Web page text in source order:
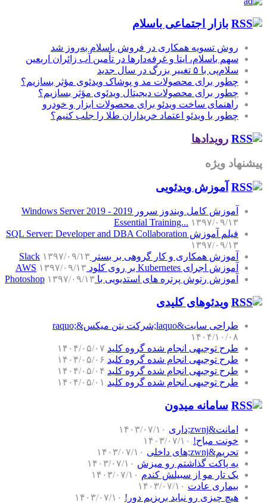
بازار اجتماعی باسلام
روش تسویه همکاری در فروش باسلام به‌روز شد
سهم باسلام، ایتا و غرفه‌دارها در تأمین آب زائران اربعین
سلام‌پی با ۵ تغییر بزرگ در سال جدید
چطور برای محصولات مد و پوشاک ویدئوی مؤثر بسازیم؟
چطور برای محصولات دیجیتال ویدئوی مؤثر بسازیم؟
راهنمای ساخت ویدئو برای محصولات ابزار و خودرو
چطور با ویدئو اعتماد خریداران طلا را جلب کنیم؟
رویدادها
پیشنهاد ویژه
آموزش‌ ویدئویی
آموزش کامل ویندوز سرور 2019 - Windows Server 2019
Essential Training... ۱۳۹۷/۰۹/۱۳
فیلم آموزش SQL Server: Developer and DBA Collaboration
۱۳۹۷/۰۹/۱۳
آموزش همکاری و کار گروهی بر بستر Slack ۱۳۹۷/۰۹/۱۳
آموزش اجرای Kubernetes بر روی کلود AWS
۱۳۹۷/۰۹/۱۳
آموزش رتوش پرتره های استدیویی با Photoshop ۱۳۹۷/۰۹/۱۳
ویدئوهای کلیدی
طراحی سایت&laquo;شرکت بتن میکس&raquo;
۱۴۰۴/۱۰/۰۸
طرح توجیهی انجام شده گروه کلید ۱۴۰۴/۰۵/۰۷
طرح توجیهی انجام شده گروه کلید ۱۴۰۴/۰۵/۰۶
طرح توجیهی انجام شده گروه کلید ۱۴۰۴/۰۵/۰۴
طرح توجیهی انجام شده گروه کلید ۱۴۰۴/۰۵/۰۱
سامانه میدون
امانت&zwnj;داری
۱۴۰۳/۰۷/۱۰
خونت مباح! ۱۴۰۳/۰۷/۱۰
تحریم&zwnj;های داخلی
۱۴۰۳/۰۷/۱۰
یه پاکت گذاشتم رو میزش ۱۴۰۳/۰۷/۱۰
یک تار مو از سبیلش کندم ۱۴۰۳/۰۷/۱۰
بیماری عادت ۱۴۰۳/۰۷/۱۰
هیچ چیزی رو نباید بریزیم دور! ۱۴۰۳/۰۷/۱۰